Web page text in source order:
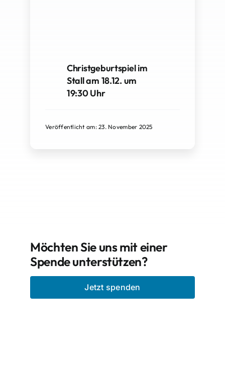
Christgeburtspiel im
Stall am 18.12. um
19:30 Uhr
Veröffentlicht am: 23. November 2025
Möchten Sie uns mit einer
Spende unterstützen?
Jetzt spenden